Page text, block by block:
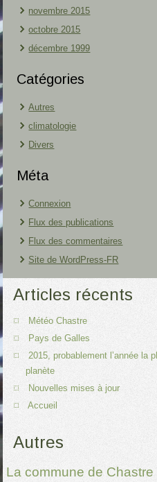
novembre 2015
octobre 2015
décembre 1999
Catégories
Autres
climatologie
Divers
Méta
Connexion
Flux des publications
Flux des commentaires
Site de WordPress-FR
Articles récents
Météo Chastre
Pays de Galles
2015, probablement l’année la
planète
Nouvelles mises à jour
Accueil
Autres
La commune de Chastre